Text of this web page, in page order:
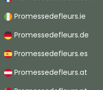
Promessedefleurs.ie
Promessedefleurs.de
Promessedefleurs.es
Promessedefleurs.at